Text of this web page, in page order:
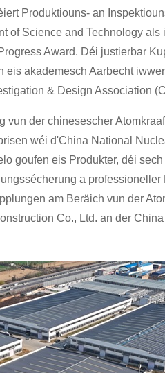
Produktiouns- an
of Science and Technology
Award. Déi justierbar
akademesch Aarbecht
& Design Association
der chinesescher
wéi d'China National
goufen eis Produkter, déi
a
am Beräich vun der
Co., Ltd. an der